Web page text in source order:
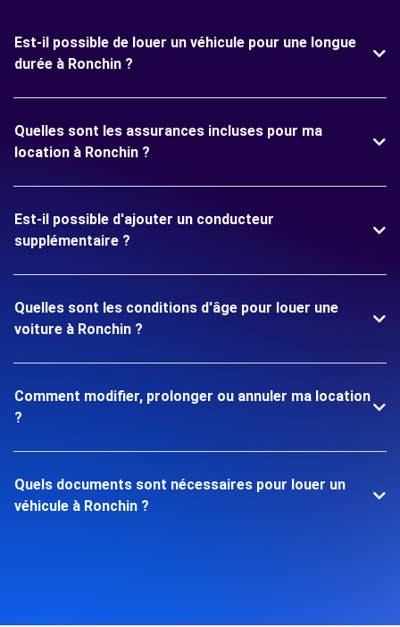
Est-il possible de louer un véhicule pour une longue
durée à Ronchin ?
Quelles sont les assurances incluses pour ma
location à Ronchin ?
Est-il possible d'ajouter un conducteur
supplémentaire ?
Quelles sont les conditions d'âge pour louer une
voiture à Ronchin ?
Comment modifier, prolonger ou annuler ma location
?
Quels documents sont nécessaires pour louer un
véhicule à Ronchin ?